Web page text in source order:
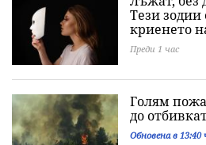
Тези зодии
криенето
Преди 1 час
Голям
до
Обновена в 13:40